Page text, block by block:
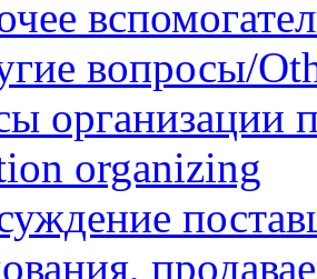
вопросы/
организации
organizing